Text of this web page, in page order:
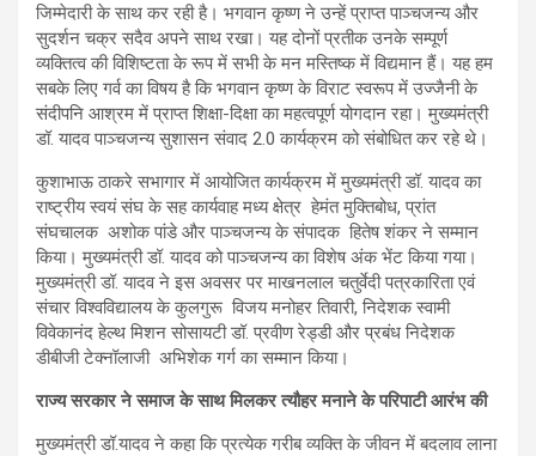
जिम्मेदारी के साथ कर रही है। भगवान कृष्ण ने उन्हें प्राप्त पाञ्चजन्य और
सुदर्शन चक्र सदैव अपने साथ रखा। यह दोनों प्रतीक उनके सम्पूर्ण
व्यक्तित्व की विशिष्टता के रूप में सभी के मन मस्तिष्क में विद्यमान हैं। यह हम
सबके लिए गर्व का विषय है कि भगवान कृष्ण के विराट स्वरूप में उज्जैनी के
संदीपनि आश्रम में प्राप्त शिक्षा-दिक्षा का महत्वपूर्ण योगदान रहा। मुख्यमंत्री
डॉ. यादव पाञ्चजन्य सुशासन संवाद 2.0 कार्यक्रम को संबोधित कर रहे थे।
कुशाभाऊ ठाकरे सभागार में आयोजित कार्यक्रम में मुख्यमंत्री डॉ. यादव का
राष्ट्रीय स्वयं संघ के सह कार्यवाह मध्य क्षेत्र हेमंत मुक्तिबोध, प्रांत
संघचालक अशोक पांडे और पाञ्चजन्य के संपादक हितेष शंकर ने सम्मान
किया। मुख्यमंत्री डॉ. यादव को पाञ्चजन्य का विशेष अंक भेंट किया गया।
मुख्यमंत्री डॉ. यादव ने इस अवसर पर माखनलाल चतुर्वेदी पत्रकारिता एवं
संचार विश्वविद्यालय के कुलगुरू विजय मनोहर तिवारी, निदेशक स्वामी
विवेकानंद हेल्थ मिशन सोसायटी डॉ. प्रवीण रेड्डी और प्रबंध निदेशक
डीबीजी टेक्नॉलाजी अभिशेक गर्ग का सम्मान किया।
राज्य सरकार ने समाज के साथ मिलकर त्यौहर मनाने के परिपाटी आरंभ की
मुख्यमंत्री डॉ.यादव ने कहा कि प्रत्येक गरीब व्यक्ति के जीवन में बदलाव लाना